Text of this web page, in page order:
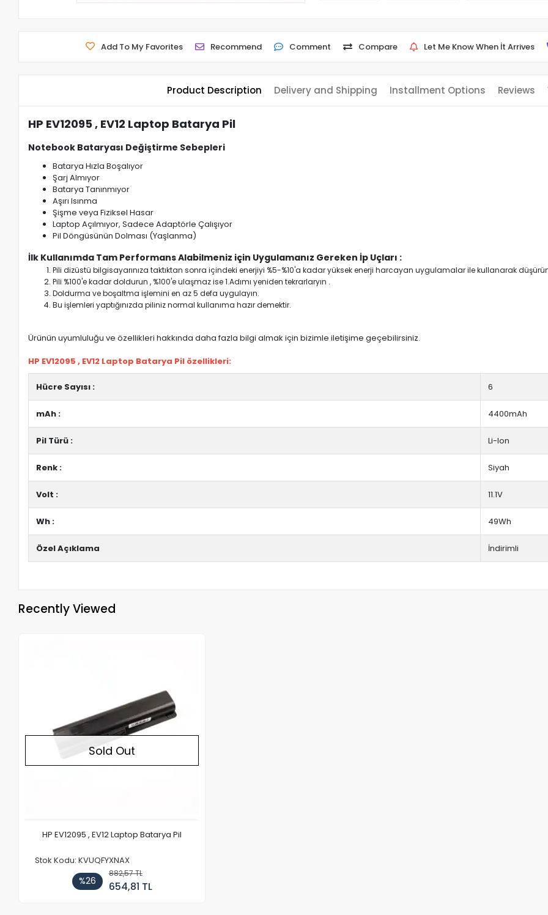
Add To My Favorites Recommend Comment Compare Let Me Know When İt Arrives
Product Description Delivery and Shipping Installment Options Reviews
HP EV12095 , EV12 Laptop Batarya Pil
Notebook Bataryası Değiştirme Sebepleri
Batarya Hızla Boşalıyor
Şarj Almıyor
Batarya Tanınmıyor
Aşırı Isınma
Şişme veya Fiziksel Hasar
Laptop Açılmıyor, Sadece Adaptörle Çalışıyor
Pil Döngüsünün Dolması (Yaşlanma)
İlk Kullanımda Tam Performans Alabilmeniz için Uygulamanız Gereken İp Uçları :
Pili dizüstü bilgisayarınıza taktıktan sonra içindeki enerjiyi %5-%10'a kadar yüksek enerji harcayan uygulamalar ile kullanarak
Pili %100'e kadar doldurun , %100'e ulaşmaz ise 1.Adımı yeniden tekrarlaryın .
Doldurma ve boşaltma işlemini en az 5 defa uygulayın.
Bu işlemleri yaptığınızda piliniz normal kullanıma hazır demektir.
Ürünün uyumluluğu ve özellikleri hakkında daha fazla bilgi almak için bizimle iletişime geçebilirsiniz.
HP EV12095 , EV12 Laptop Batarya Pil özellikleri:
Hücre Sayısı : 6
mAh : 4400mAh
Pil Türü : Li-Ion
Renk : Siyah
Volt : 11.1V
Wh : 49Wh
Özel Açıklama İndirimli
Recently Viewed
Sold Out
HP EV12095 , EV12 Laptop Batarya Pil
Stok Kodu: KVUQFYXNAX
%26
882,57 TL
654,81 TL